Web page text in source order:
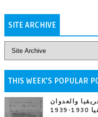
SITE ARCHIVE
THIS WEEK'S POPULAR
والعدوان